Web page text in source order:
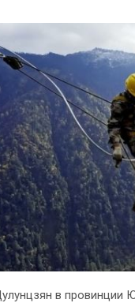
в провинции